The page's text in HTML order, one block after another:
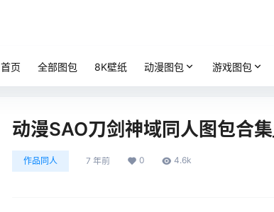
首页 全部图包 8K壁纸 动漫图包 游戏图包
动漫SAO刀剑神域同人图包合
作品同人 7 年前 0 4.6k